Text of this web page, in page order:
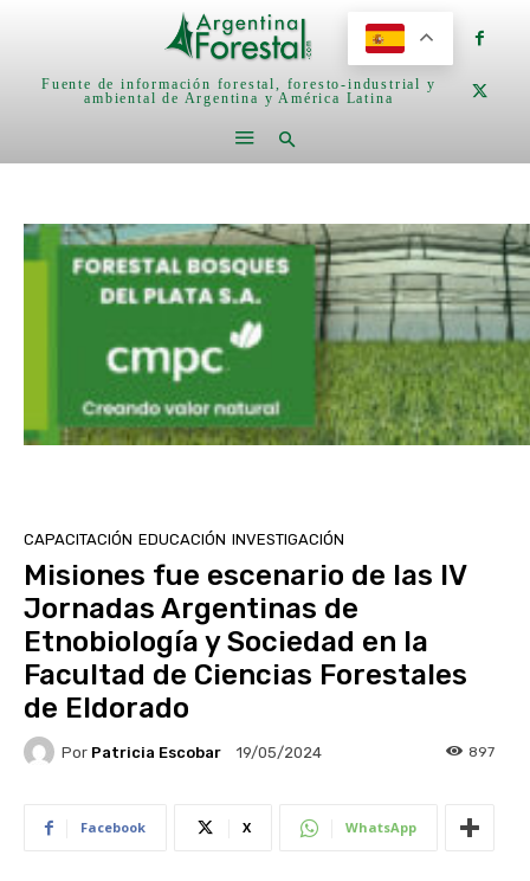
Fuente de información forestal, foresto-industrial y
ambiental de Argentina y América Latina
CAPACITACIÓN EDUCACIÓN INVESTIGACIÓN
Misiones fue escenario de las IV
Jornadas Argentinas de
Etnobiología y Sociedad en la
Facultad de Ciencias Forestales
de Eldorado
Por Patricia Escobar 19/05/2024 897
Facebook X WhatsApp